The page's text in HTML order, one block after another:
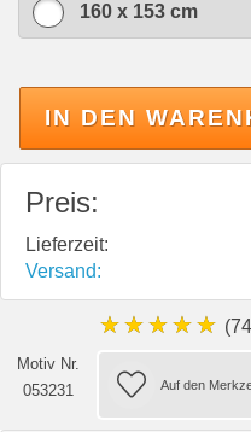
160 x 153 cm
IN DEN
Preis:
Lieferzeit:
Versand:
★★★★★
Motiv Nr.
053231